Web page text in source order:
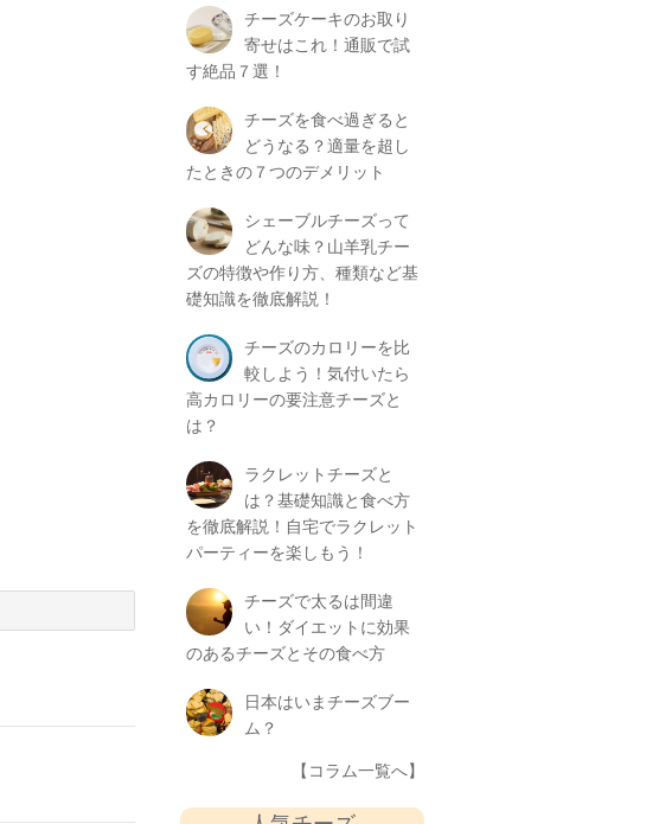
チーズケーキのお取り
寄せはこれ！通販で試
す絶品７選！
チーズを食べ過ぎると
どうなる？適量を超し
たときの７つのデメリット
シェーブルチーズって
どんな味？山羊乳チー
ズの特徴や作り方、種類など基
礎知識を徹底解説！
チーズのカロリーを比
較しよう！気付いたら
高カロリーの要注意チーズと
は？
ラクレットチーズと
は？基礎知識と食べ方
を徹底解説！自宅でラクレット
パーティーを楽しもう！
チーズで太るは間違
い！ダイエットに効果
のあるチーズとその食べ方
日本はいまチーズブー
ム？
【コラム一覧へ】